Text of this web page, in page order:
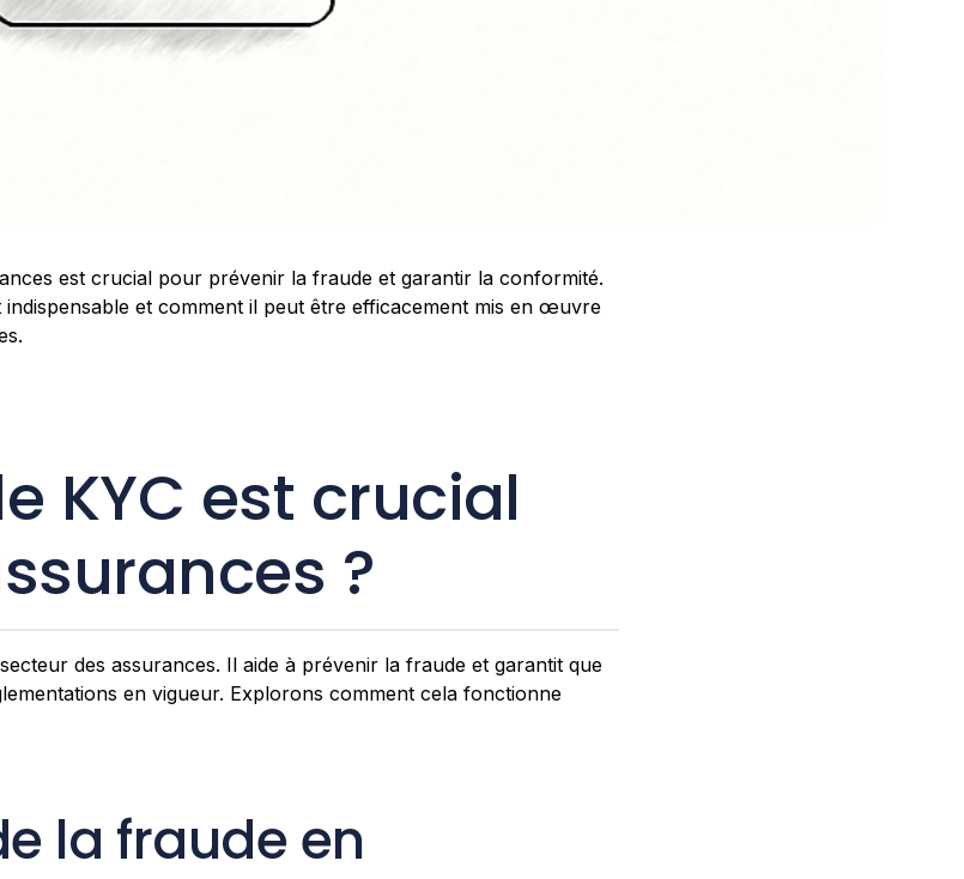
est crucial pour prévenir la fraude et garantir la conformité.
et comment il peut être efficacement mis en œuvre
KYC est crucial
?
des assurances. Il aide à prévenir la fraude et garantit que
en vigueur. Explorons comment cela fonctionne
la fraude en